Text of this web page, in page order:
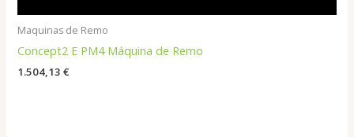
Maquinas de Remo
Concept2 E PM4 Máquina de Remo
1.504,13€